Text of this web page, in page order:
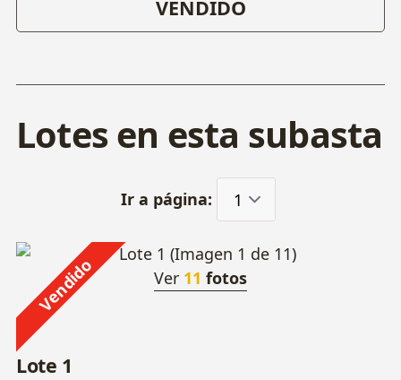
VENDIDO
Lotes en esta subasta
Ir a página:
Vendido Ver 11 fotos
Lote 1